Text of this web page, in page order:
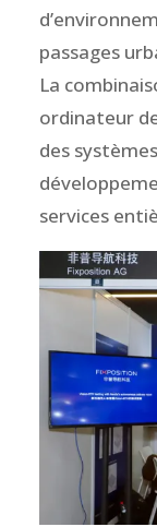
passages
La
ordinateur
des
services